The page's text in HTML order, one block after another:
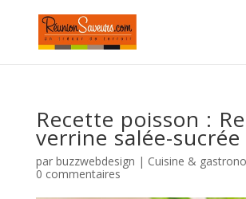
Recette poisson :
verrine salée-sucrée
par buzzwebdesign | Cuisine &
0 commentaires